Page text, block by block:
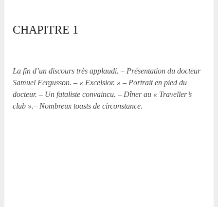
CHAPITRE 1
La fin d’un discours très applaudi. – Présentation du docteur
Samuel Fergusson. – « Excelsior. » – Portrait en pied du
docteur. – Un fataliste convaincu. – Dîner au « Traveller’s
club ».– Nombreux toasts de circonstance.